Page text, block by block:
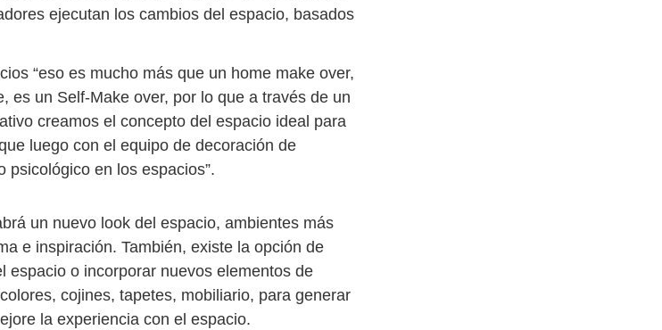
ejecutan los cambios del espacio, basados
“eso es mucho más que un home make over,
es un Self-Make over, por lo que a través de un
creamos el concepto del espacio ideal para
luego con el equipo de decoración de
psicológico en los espacios”.
un nuevo look del espacio, ambientes más
e inspiración. También, existe la opción de
espacio o incorporar nuevos elementos de
cojines, tapetes, mobiliario, para generar
la experiencia con el espacio.